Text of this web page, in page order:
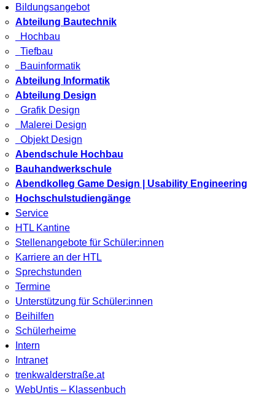
Bildungsangebot
Abteilung Bautechnik
Hochbau
Tiefbau
Bauinformatik
Abteilung Informatik
Abteilung Design
Grafik Design
Malerei Design
Objekt Design
Abendschule Hochbau
Bauhandwerkschule
Abendkolleg Game Design | Usability Engineering
Hochschulstudiengänge
Service
HTL Kantine
Stellenangebote für Schüler:innen
Karriere an der HTL
Sprechstunden
Termine
Unterstützung für Schüler:innen
Beihilfen
Schülerheime
Intern
Intranet
trenkwalderstraße.at
WebUntis – Klassenbuch